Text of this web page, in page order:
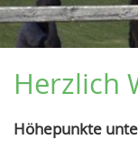
Herzlich
Höhepunkte